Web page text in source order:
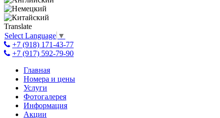
Translate
Select Language ▼
+7 (918) 171-43-77
+7 (917) 592-79-90
Главная
Номера и цены
Услуги
Фотогалерея
Информация
Акции